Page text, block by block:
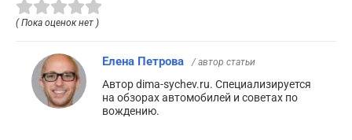
( Пока оценок нет )
Елена Петрова / автор статьи
Автор dima-sychev.ru. Специализируется
на обзорах автомобилей и советах по
вождению.